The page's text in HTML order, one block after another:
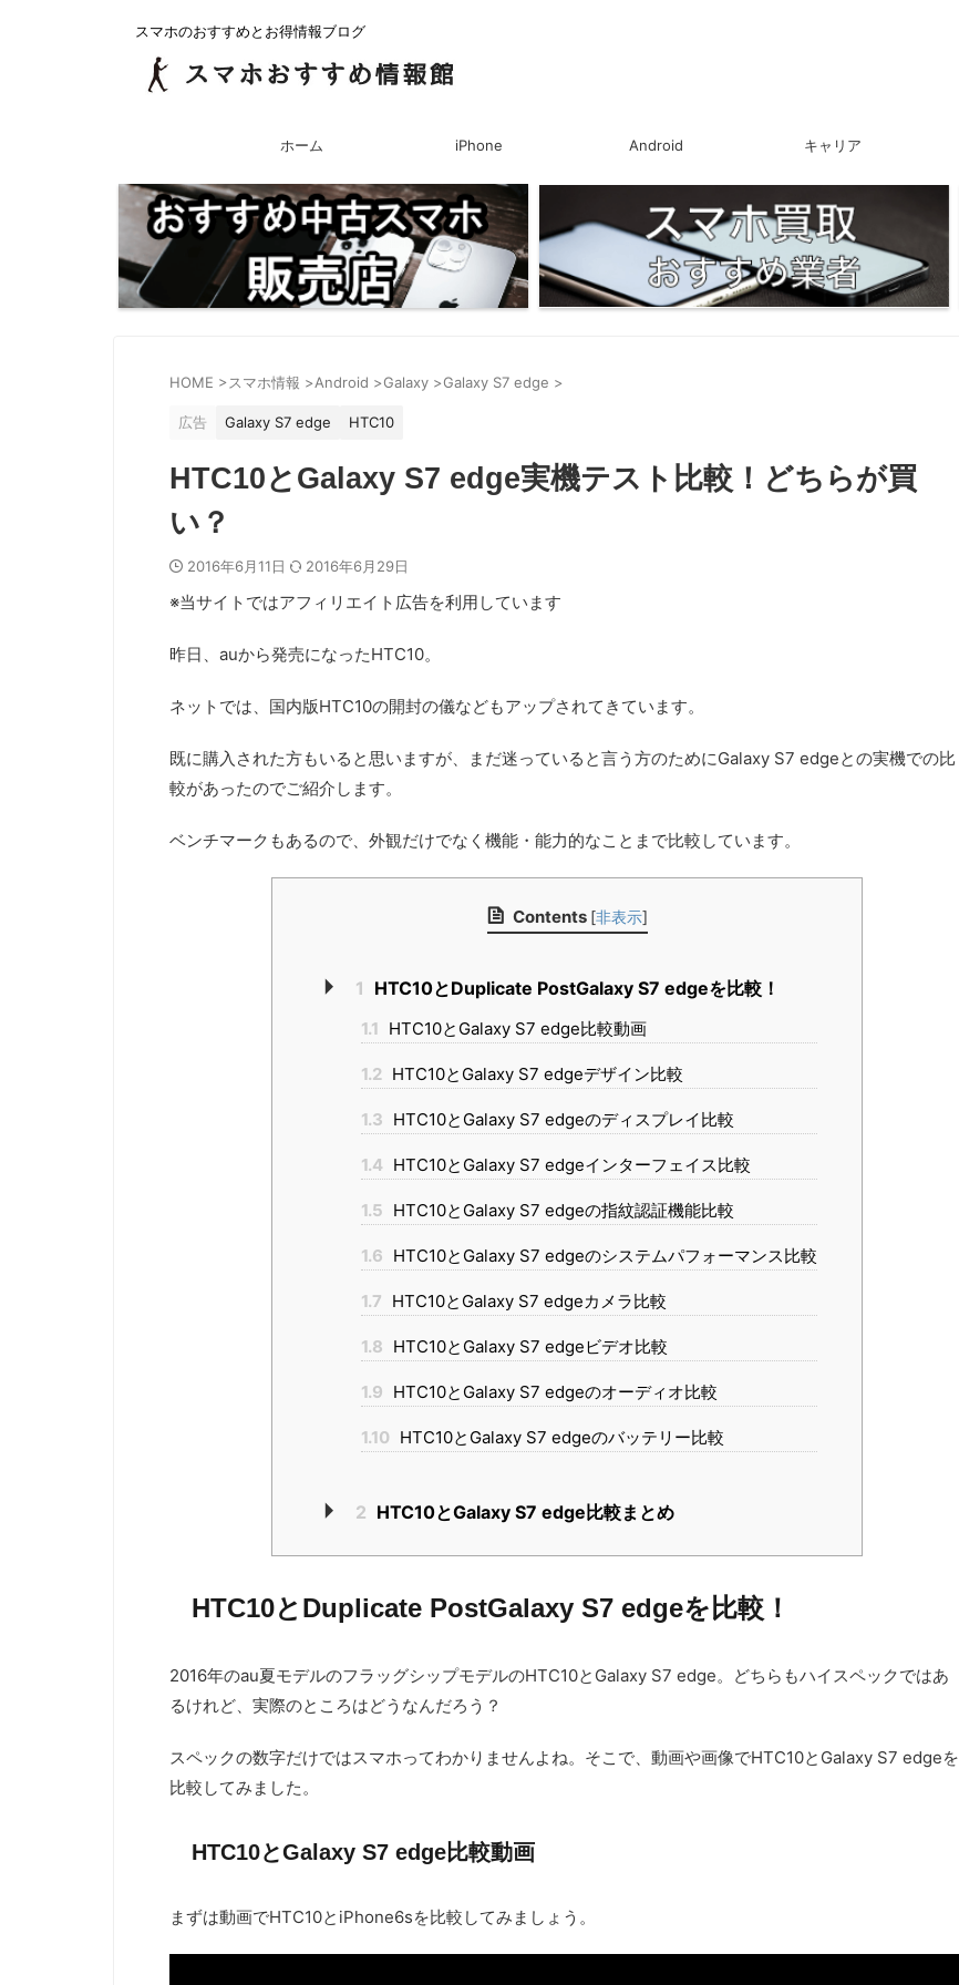
スマホのおすすめとお得情報ブログ
ホーム iPhone Android キャリア
HOME >スマホ情報 >Android >Galaxy >Galaxy S7 edge >
広告 Galaxy S7 edge HTC10
HTC10とGalaxy S7 edge実機テスト比較！どちらが買
い？
2016年6月11日 2016年6月29日
※当サイトではアフィリエイト広告を利用しています
昨日、auから発売になったHTC10。
ネットでは、国内版HTC10の開封の儀などもアップされてきています。
既に購入された方もいると思いますが、まだ迷っていると言う方のためにGalaxy S7 edgeとの実機での比
較があったのでご紹介します。
ベンチマークもあるので、外観だけでなく機能・能力的なことまで比較しています。
Contents [非表示]
1 HTC10とDuplicate PostGalaxy S7 edgeを比較！
1.1 HTC10とGalaxy S7 edge比較動画
1.2 HTC10とGalaxy S7 edgeデザイン比較
1.3 HTC10とGalaxy S7 edgeのディスプレイ比較
1.4 HTC10とGalaxy S7 edgeインターフェイス比較
1.5 HTC10とGalaxy S7 edgeの指紋認証機能比較
1.6 HTC10とGalaxy S7 edgeのシステムパフォーマンス比較
1.7 HTC10とGalaxy S7 edgeカメラ比較
1.8 HTC10とGalaxy S7 edgeビデオ比較
1.9 HTC10とGalaxy S7 edgeのオーディオ比較
1.10 HTC10とGalaxy S7 edgeのバッテリー比較
2 HTC10とGalaxy S7 edge比較まとめ
HTC10とDuplicate PostGalaxy S7 edgeを比較！
2016年のau夏モデルのフラッグシップモデルのHTC10とGalaxy S7 edge。どちらもハイスペックではあ
るけれど、実際のところはどうなんだろう？
スペックの数字だけではスマホってわかりませんよね。そこで、動画や画像でHTC10とGalaxy S7 edgeを
比較してみました。
HTC10とGalaxy S7 edge比較動画
まずは動画でHTC10とiPhone6sを比較してみましょう。